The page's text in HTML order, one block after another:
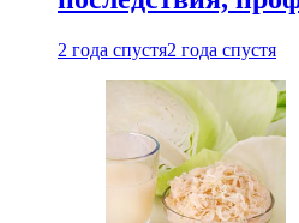
2 года спустя2 года спустя